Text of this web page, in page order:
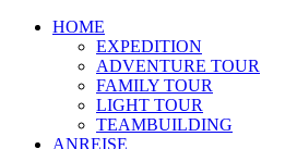
HOME
EXPEDITION
ADVENTURE TOUR
FAMILY TOUR
LIGHT TOUR
TEAMBUILDING
ANREISE